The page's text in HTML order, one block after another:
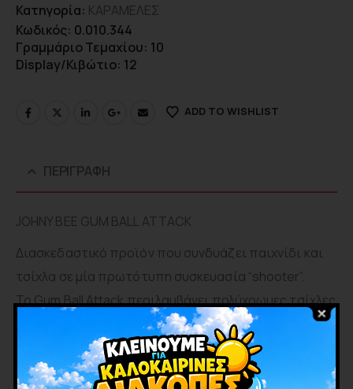
Κατηγορία: ΚΑΡΑΜΕΛΕΣ
Κωδικός: 0.010.344
Γραμμάριο Τεμαχίου: 10
Display/Κιβώτιο: 12
ADD TO WISHLIST
ΠΕΡΙΓΡΑΦΉ
JOHNY BEE GUM BALL ATTACK
Διασκεδαστικό προϊόν που συνδυάζει παιχνίδι και
τσίχλα σε μία πρωτότυπη συσκευασία “shooter”.
Το Gum Ball Attack περιλαμβάνει πολύχρωμες τσίχλες
και μηχανισμό εκτόξευσης με μπάλα-emoji στο επάνω
μέρος, προσφέροντας έντονη διαδραστική εμπειρία.
Γεύση: tutti frutti.